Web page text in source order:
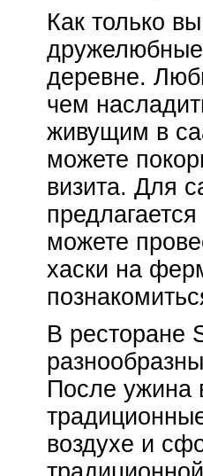
Как только
деревне.
чем
живущим в
можете
визита. Для
можете
хаски на
В ресторане
После ужина
воздухе и